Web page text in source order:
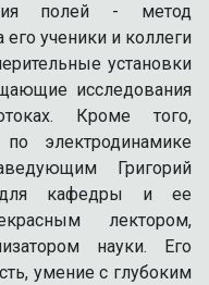
полей - метод
его ученики и коллеги
установки
исследования
Кроме того,
электродинамике
Григорий
для кафедры и ее
лектором,
науки. Его
умение с глубоким